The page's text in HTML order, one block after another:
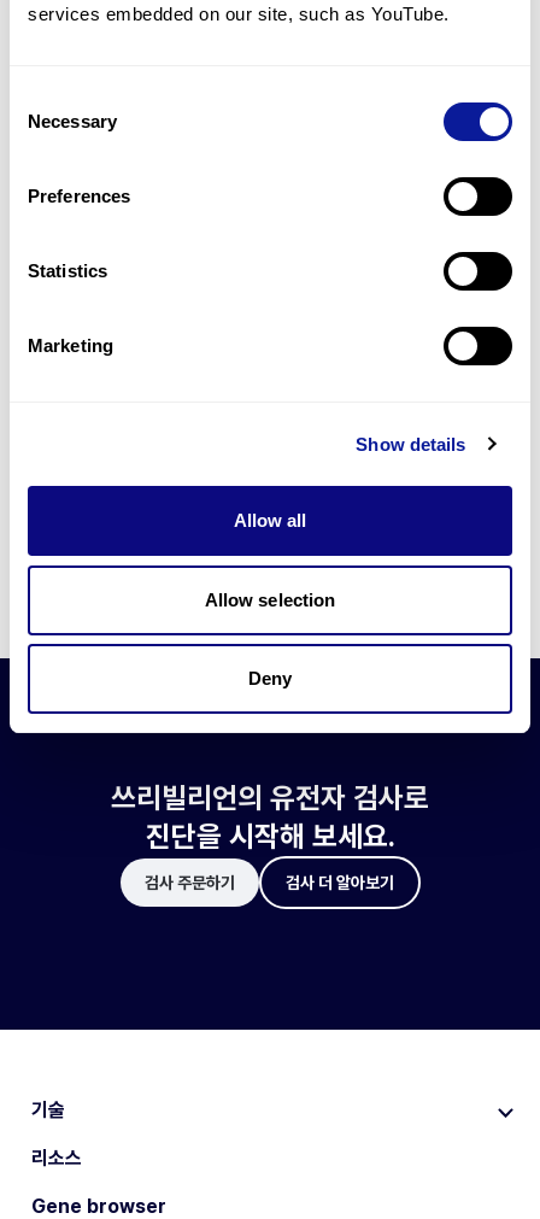
services embedded on our site, such as YouTube.
Selection
Necessary
Preferences
Statistics
Marketing
Show details
Allow all
Allow selection
Deny
미진단된 경우에 재분석을 통해 후속 케어를 받을 수 있습니다.
최신 유전학 정보 제공
블로그와 뉴스레터를 통해 최신 유전학 정보를 제공해 드립니다.
쓰리빌리언은 유전자 진단에 필요한 여러 기술의 개발과 도입에 힘쓰고 있습니
더 정확한 변이 해석과 높은 진단율을 위한 쓰리빌리언의 기술에 대해 알아보
쓰리빌리언의 유전자 검사로
진단을 시작해 보세요.
검사 주문하기 검사 더 알아보기
기술
리소스
Gene browser